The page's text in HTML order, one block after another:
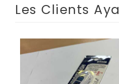
Les Clients